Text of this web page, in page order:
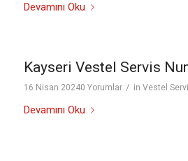
Devamını Oku
Kayseri Vestel Servis
16 Nisan 20240 Yorumlar / in Vestel
Devamını Oku